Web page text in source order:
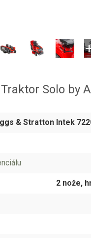
Solo by
& Stratton Intek
2 nože,